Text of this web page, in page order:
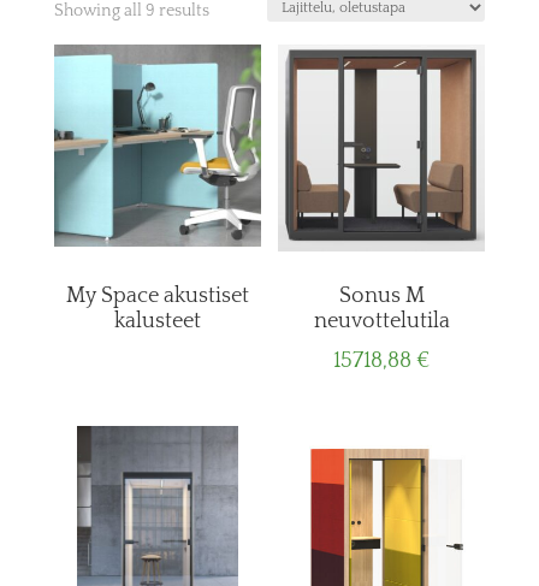
Showing all 9 results
My Space akustiset
kalusteet
Sonus M
neuvottelutila
15718,88€